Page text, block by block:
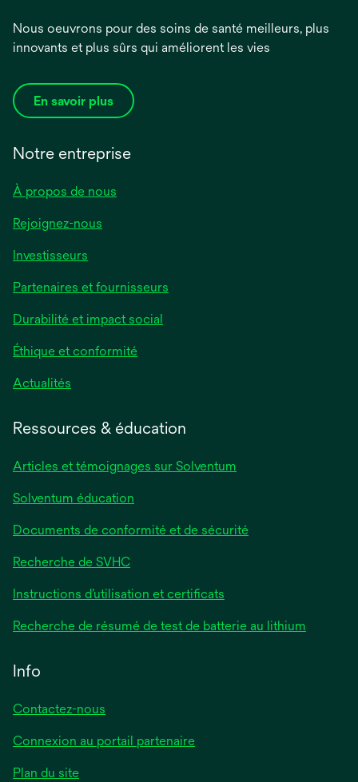
Nous oeuvrons pour des soins de santé meilleurs, plus
innovants et plus sûrs qui améliorent les vies
En savoir plus
Notre entreprise
À propos de nous
Rejoignez-nous
Investisseurs
Partenaires et fournisseurs
Durabilité et impact social
Éthique et conformité
Actualités
Ressources & éducation
Articles et témoignages sur Solventum
Solventum éducation
Documents de conformité et de sécurité
Recherche de SVHC
Instructions d’utilisation et certificats
Recherche de résumé de test de batterie au lithium
Info
Contactez-nous
Connexion au portail partenaire
Plan du site